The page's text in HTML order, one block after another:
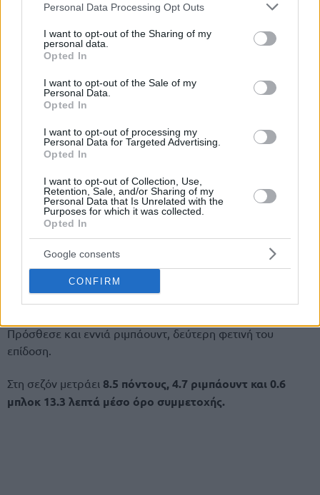
Please note that this website/app uses one or more Google
not limited to your visit or usage behaviour. You may click to
grant or deny consent to Google and its third-party tags to
use your data for below specified purposes in below Google
consent section.
Personal Data Processing Opt Outs
I want to opt-out of the Sharing of my
personal data.
Opted In
I want to opt-out of the Sale of my
Personal Data.
Opted In
I want to opt-out of processing my
Personal Data for Targeted Advertising.
Opted In
I want to opt-out of Collection, Use,
Retention, Sale, and/or Sharing of my
Personal Data that Is Unrelated with the
Purposes for which it was collected.
Opted In
Google consents
CONFIRM
Σε κανένα προηγούμενο παιχνίδι δεν ξεπέρασε τα 20 λεπτά
Πρόσθεσε και εννιά ριμπάουντ, δεύτερη φετινή του
επίδοση.
Στη σεζόν μετράει 8.5 πόντους, 4.7 ριμπάουντ και 0.6
μπλοκ 13.3 λεπτά μέσο όρο συμμετοχής.